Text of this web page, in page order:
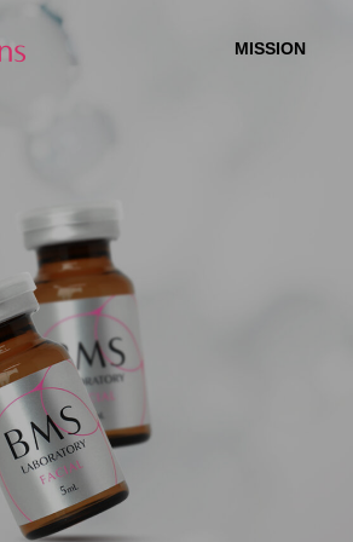
MISSION